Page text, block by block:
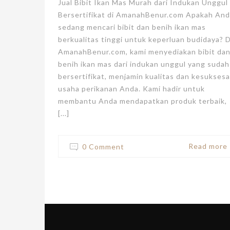
Jual Bibit Ikan Mas Murah dari Indukan Unggul
Bersertifikat di AmanahBenur.com Apakah
sedang mencari bibit dan benih ikan mas
berkualitas tinggi untuk keperluan budidaya?
AmanahBenur.com, kami menyediakan bibit dan
benih ikan mas dari indukan unggul yang sudah
bersertifikat, menjamin kualitas dan
usaha perikanan Anda. Kami hadir untuk
membantu Anda mendapatkan produk terbaik,
[...]
0 Comment Read more